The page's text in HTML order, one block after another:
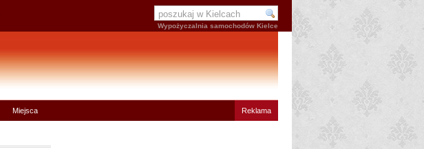
Wypożyczalnia samochodów Kielce
Miejsca Reklama